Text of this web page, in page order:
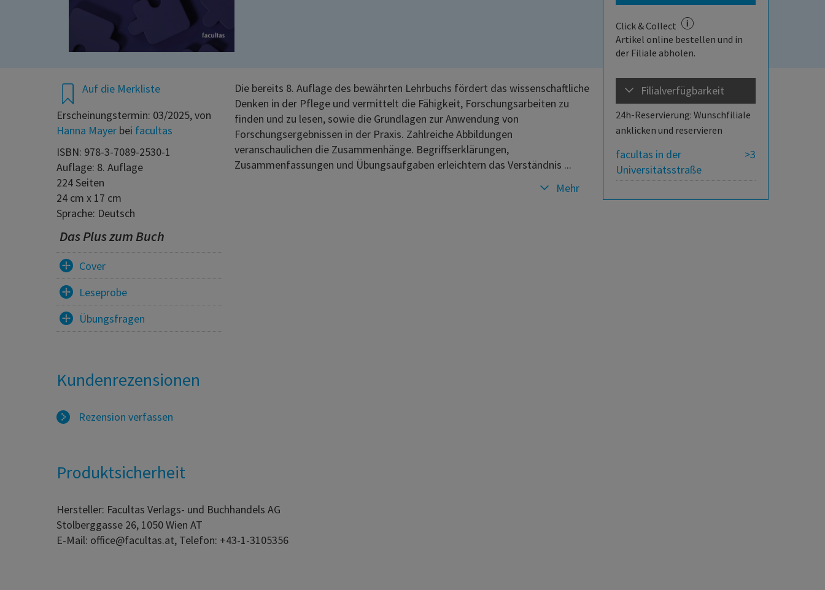
Click & Collect
Artikel online bestellen und in
der Filiale abholen.
Filialverfügbarkeit
24h-Reservierung: Wunschfiliale
anklicken und reservieren
>3
facultas in der
Universitätsstraße
Auf die Merkliste
Erscheinungstermin: 03/2025, von
Hanna Mayer bei facultas
ISBN: 978-3-7089-2530-1
Auflage: 8. Auflage
224 Seiten
24 cm x 17 cm
Sprache: Deutsch
Das Plus zum Buch
Cover
Leseprobe
Übungsfragen
Die bereits 8. Auflage des bewährten Lehrbuchs fördert das wissenschaftliche
Denken in der Pflege und vermittelt die Fähigkeit, Forschungsarbeiten zu
finden und zu lesen, sowie die Grundlagen zur Anwendung von
Forschungsergebnissen in der Praxis. Zahlreiche Abbildungen
veranschaulichen die Zusammenhänge. Begriffserklärungen,
Zusammenfassungen und Übungsaufgaben erleichtern das Verständnis ...
Mehr
Kundenrezensionen
Rezension verfassen
Produktsicherheit
Hersteller: Facultas Verlags- und Buchhandels AG
Stolberggasse 26, 1050 Wien AT
E-Mail: office@facultas.at, Telefon: +43-1-3105356